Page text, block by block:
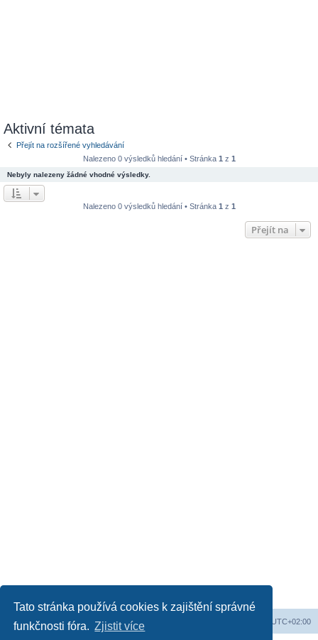
Tato stránka používá cookies k zajištění správné
funkčnosti fóra. Zjistit více
Aktivní témata
Přejít na rozšířené vyhledávání
Nalezeno 0 výsledků hledání • Stránka 1 z 1
Nebyly nalezeny žádné vhodné výsledky.
Nalezeno 0 výsledků hledání • Stránka 1 z 1
Přejít na
Web Obsah fóra UTC+02:00